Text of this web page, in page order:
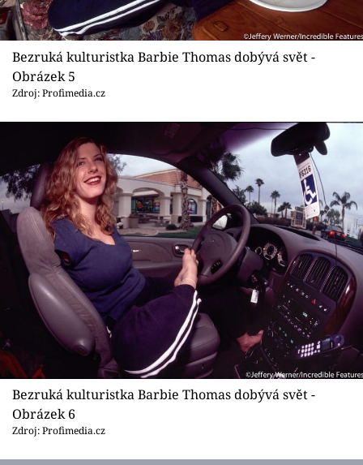
Bezruká kulturistka Barbie Thomas dobývá svět -
Obrázek 5
Zdroj: Profimedia.cz
Bezruká kulturistka Barbie Thomas dobývá svět -
Obrázek 6
Zdroj: Profimedia.cz